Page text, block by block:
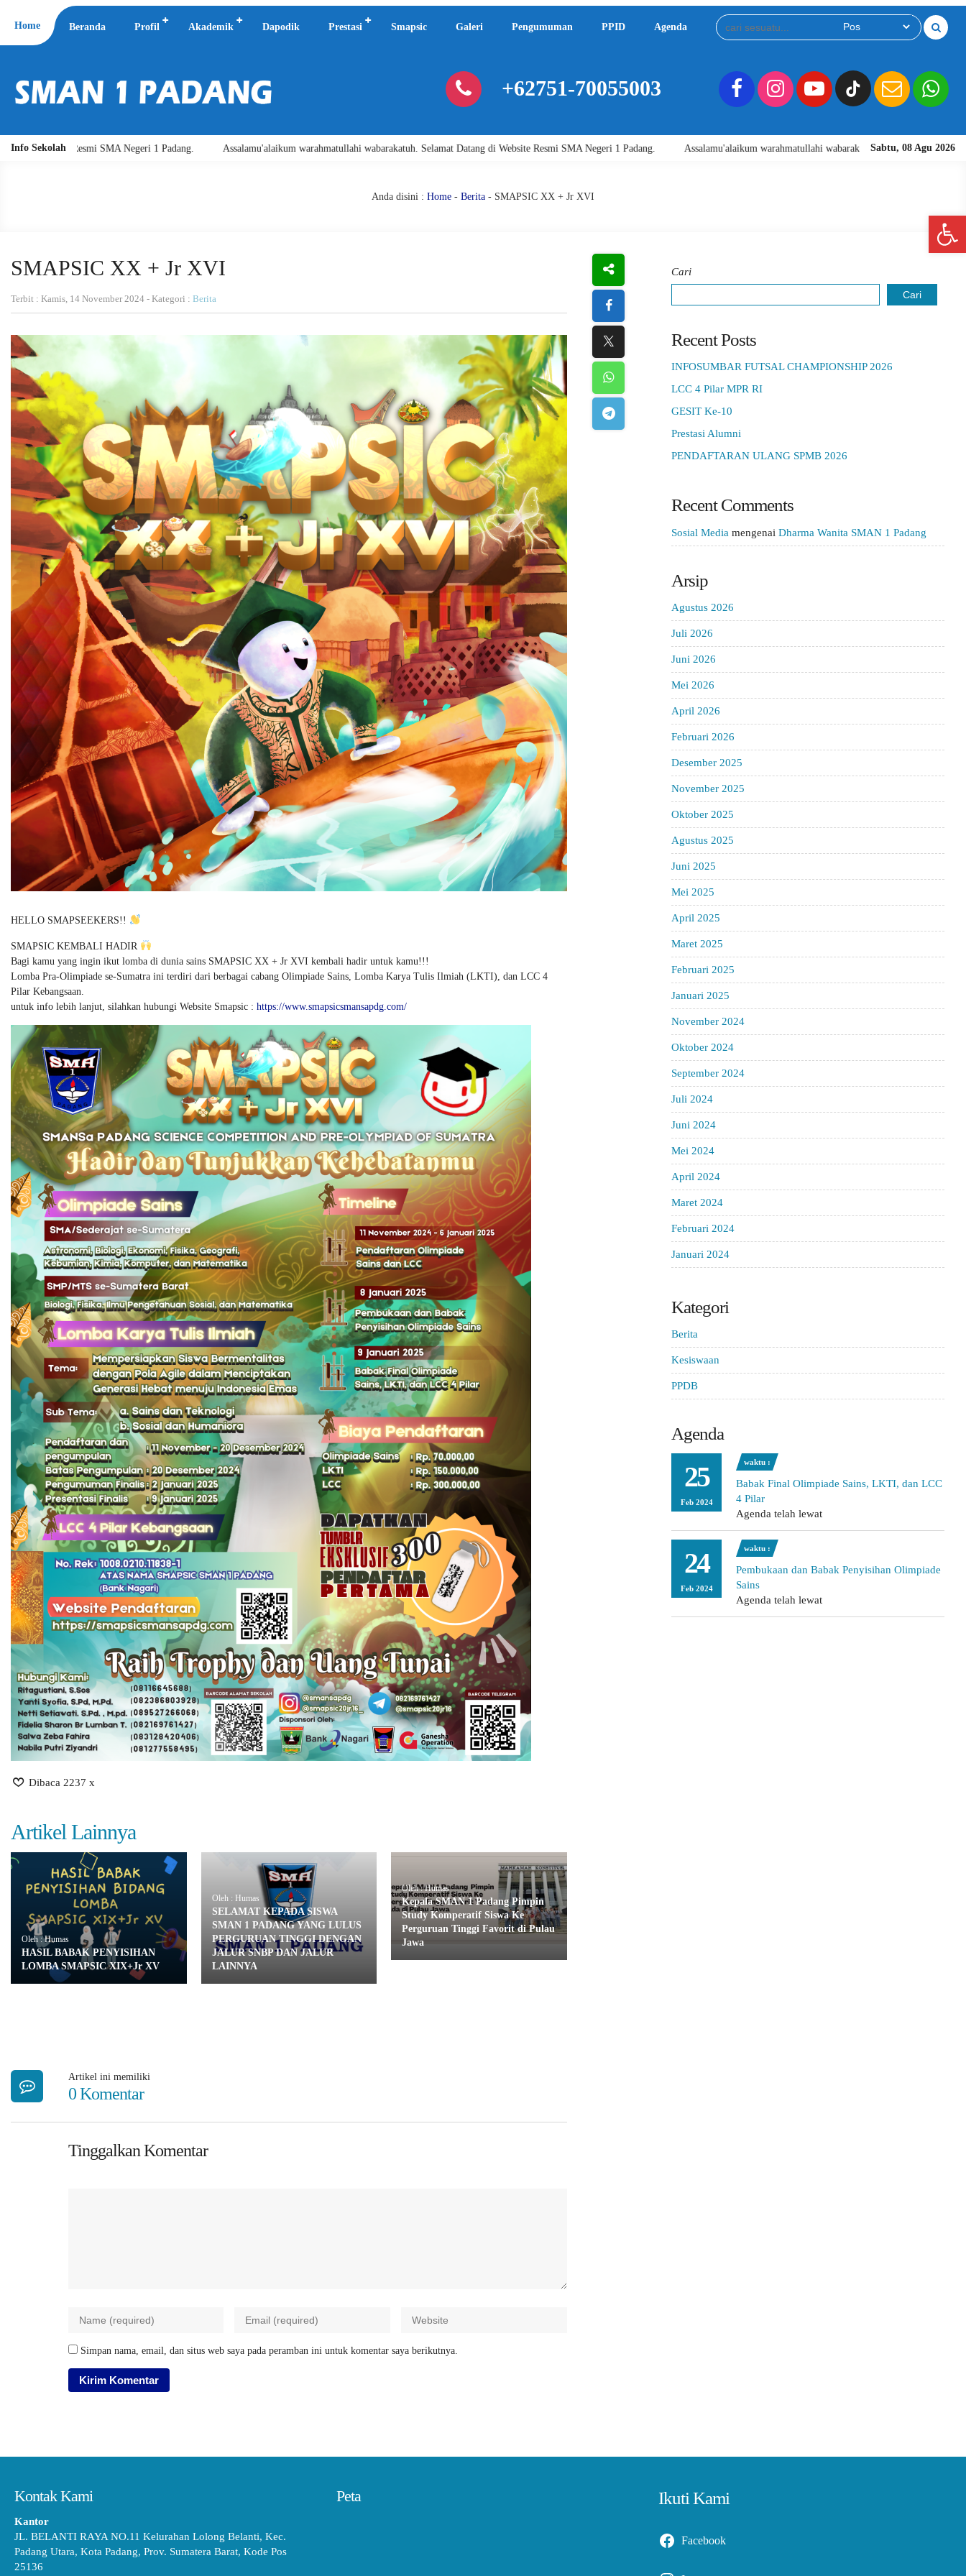
Home Beranda Profil Akademik Dapodik Prestasi Smapsic Galeri Pengumuman PPID Agenda Download
+62751-70055003
Info Sekolah Sabtu, 08 Agu 2026
SMA Negeri 1 Padang. Assalamu'alaikum warahmatullahi wabarakatuh. Selamat Datang di Website Resmi SMA Negeri 1 Padang. Assalamu'alaikum warahmatullahi wabarakatuh. Selamat Datang di Website Resmi SMA
Anda disini : Home - Berita - SMAPSIC XX + Jr XVI
SMAPSIC XX + Jr XVI
Terbit : Kamis, 14 November 2024 - Kategori : Berita
HELLO SMAPSEEKERS!!
SMAPSIC KEMBALI HADIR
Bagi kamu yang ingin ikut lomba di dunia sains SMAPSIC XX + Jr XVI kembali hadir untuk kamu!!!
Lomba Pra-Olimpiade se-Sumatra ini terdiri dari berbagai cabang Olimpiade Sains, Lomba Karya Tulis Ilmiah (LKTI), dan LCC 4
Pilar Kebangsaan.
untuk info lebih lanjut, silahkan hubungi Website Smapsic : https://www.smapsicsmansapdg.com/
Dibaca 2237 x
Artikel Lainnya
Oleh : Humas
HASIL BABAK PENYISIHAN
LOMBA SMAPSIC XIX+Jr XV
Oleh : Humas
SELAMAT KEPADA SISWA
SMAN 1 PADANG YANG LULUS
PERGURUAN TINGGI DENGAN
JALUR SNBP DAN JALUR
LAINNYA
Oleh : Humas
Kepala SMAN 1 Padang Pimpin
Study Komperatif Siswa Ke
Perguruan Tinggi Favorit di Pulau
Jawa
Artikel ini memiliki
0 Komentar
Tinggalkan Komentar
Simpan nama, email, dan situs web saya pada peramban ini untuk komentar saya berikutnya.
Cari
Cari
Recent Posts
INFOSUMBAR FUTSAL CHAMPIONSHIP 2026
LCC 4 Pilar MPR RI
GESIT Ke-10
Prestasi Alumni
PENDAFTARAN ULANG SPMB 2026
Recent Comments
Sosial Media mengenai Dharma Wanita SMAN 1 Padang
Arsip
Agustus 2026
Juli 2026
Juni 2026
Mei 2026
April 2026
Februari 2026
Desember 2025
November 2025
Oktober 2025
Agustus 2025
Juni 2025
Mei 2025
April 2025
Maret 2025
Februari 2025
Januari 2025
November 2024
Oktober 2024
September 2024
Juli 2024
Juni 2024
Mei 2024
April 2024
Maret 2024
Februari 2024
Januari 2024
Kategori
Berita
Kesiswaan
PPDB
Agenda
25
Feb 2024
waktu :
Babak Final Olimpiade Sains, LKTI, dan LCC
4 Pilar
Agenda telah lewat
24
Feb 2024
waktu :
Pembukaan dan Babak Penyisihan Olimpiade
Sains
Agenda telah lewat
Kontak Kami
Kantor
JL. BELANTI RAYA NO.11 Kelurahan Lolong Belanti, Kec.
Padang Utara, Kota Padang, Prov. Sumatera Barat, Kode Pos
25136
Peta Ikuti Kami
Facebook